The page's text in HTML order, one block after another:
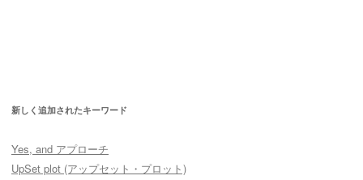
新しく追加されたキーワード
Yes, and アプローチ
UpSet plot (アップセット・プロット)